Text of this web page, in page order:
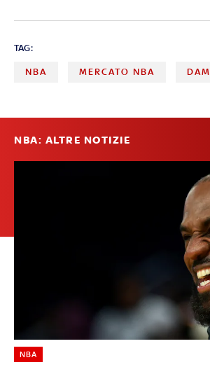
TAG:
NBA MERCATO NBA
NBA: ALTRE NOTIZIE
NBA